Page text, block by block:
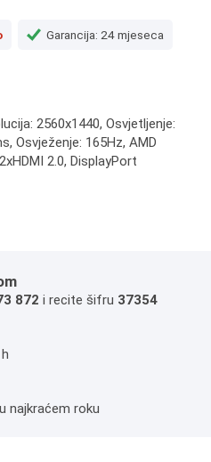
Garancija: 24 mjeseca
2560x1440, Osvjetljenje:
Osvježenje: 165Hz, AMD
2.0, DisplayPort
872 i recite šifru 37354
najkraćem roku